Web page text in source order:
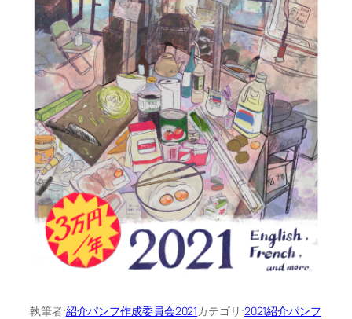
執筆者:紹介パンフ作成委員会2021カテゴリ:2021紹介パンフ